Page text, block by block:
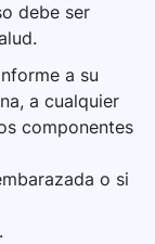
debe ser
a su
a cualquier
componentes
o si